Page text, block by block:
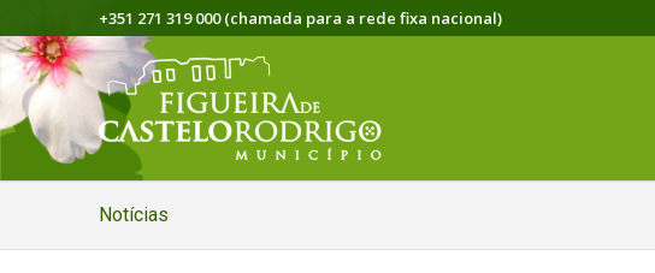
+351 271 319 000 (chamada para a rede fixa nacional)
Notícias